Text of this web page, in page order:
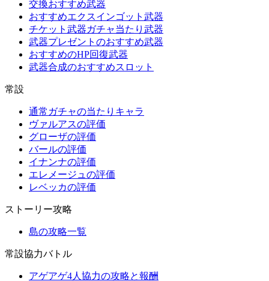
交換おすすめ武器
おすすめエクスインゴット武器
チケット武器ガチャ当たり武器
武器プレゼントのおすすめ武器
おすすめのHP回復武器
武器合成のおすすめスロット
常設
通常ガチャの当たりキャラ
ヴァルアスの評価
グローザの評価
バールの評価
イナンナの評価
エレメージュの評価
レベッカの評価
ストーリー攻略
島の攻略一覧
常設協力バトル
アゲアゲ4人協力の攻略と報酬